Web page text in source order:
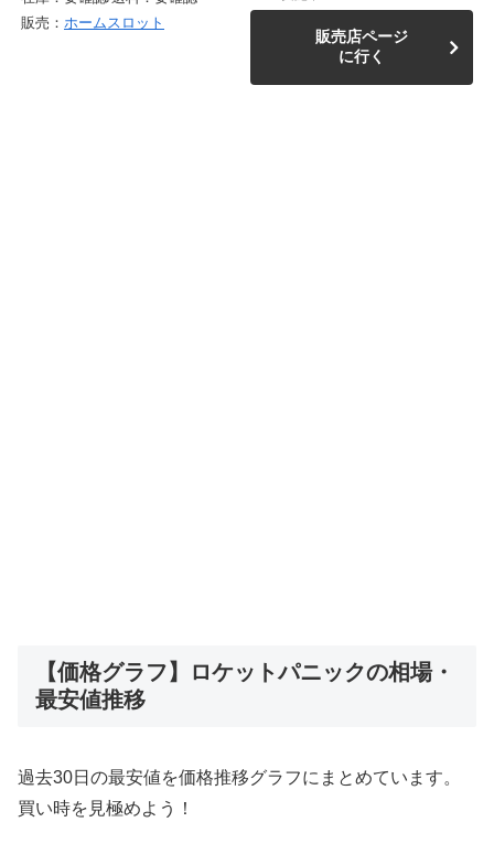
販売： ホームスロット
販売店ページ
に行く
【価格グラフ】ロケットパニックの相場・
最安値推移
過去30日の最安値を価格推移グラフにまとめています。
買い時を見極めよう！